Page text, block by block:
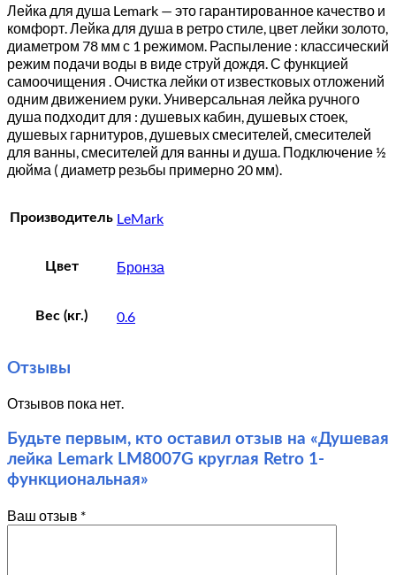
Лейка для душа Lemark — это гарантированное качество и
комфорт. Лейка для душа в ретро стиле, цвет лейки золото,
диаметром 78 мм с 1 режимом. Распыление : классический
режим подачи воды в виде струй дождя. С функцией
самоочищения . Очистка лейки от известковых отложений
одним движением руки. Универсальная лейка ручного
душа подходит для : душевых кабин, душевых стоек,
душевых гарнитуров, душевых смесителей, смесителей
для ванны, смесителей для ванны и душа. Подключение ½
дюйма ( диаметр резьбы примерно 20 мм).
Производитель LeMark
Цвет Бронза
Вес (кг.) 0.6
Отзывы
Отзывов пока нет.
Будьте первым, кто оставил отзыв на «Душевая
лейка Lemark LM8007G круглая Retro 1-
функциональная»
Ваш отзыв *